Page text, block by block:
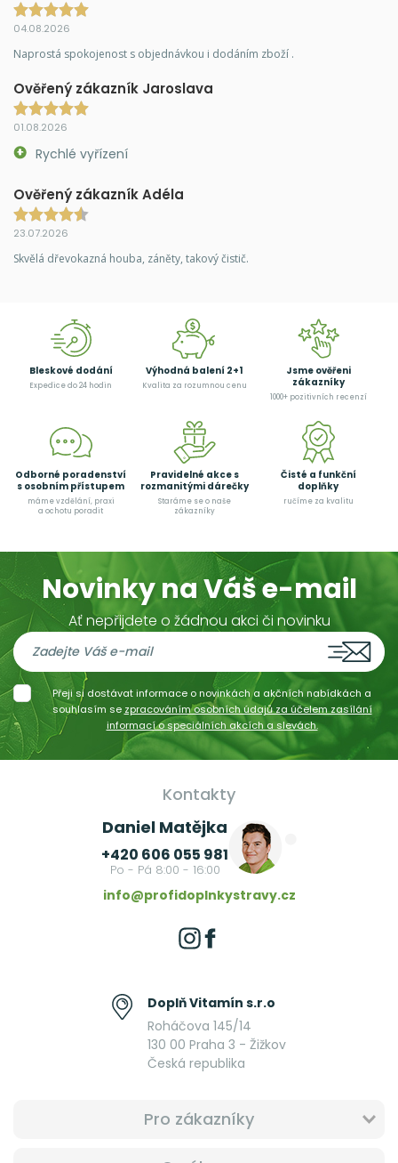
04.08.2026
Naprostá spokojenost s objednávkou i dodáním zboží .
Ověřený zákazník Jaroslava
01.08.2026
Rychlé vyřízení
Ověřený zákazník Adéla
23.07.2026
Skvělá dřevokazná houba, záněty, takový čistič.
Bleskové dodání
Expedice do 24 hodin
Výhodná balení 2+1
Kvalita za rozumnou cenu
Jsme ověřeni
zákazníky
1000+ pozitivních recenzí
Odborné poradenství
s osobním přístupem
máme vzdělání, praxi
a ochotu poradit
Pravidelné akce s
rozmanitými dárečky
Staráme se o naše
zákazníky
Čisté a funkční
doplňky
ručíme za kvalitu
Novinky na Váš e-mail
Ať nepřijdete o žádnou akci či novinku
Přeji si dostávat informace o novinkách a akčních nabídkách a
souhlasím se zpracováním osobních údajů za účelem zasílání
informací o speciálních akcích a slevách.
Kontakty
Daniel Matějka
+420 606 055 981
Po - Pá 8:00 - 16:00
info@profidoplnkystravy.cz
Doplň Vitamín s.r.o
Roháčova 145/14
130 00 Praha 3 - Žižkov
Česká republika
Pro zákazníky